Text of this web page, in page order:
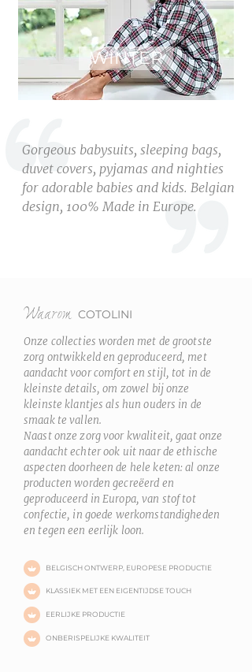
WINTER
Gorgeous babysuits, sleeping bags,
duvet covers, pyjamas and nighties
for adorable babies and kids. Belgian
design, 100% Made in Europe.
Waarom COTOLINI
Onze collecties worden met de grootste
zorg ontwikkeld en geproduceerd, met
aandacht voor comfort en stijl, tot in de
kleinste details, om zowel bij onze
kleinste klantjes als hun ouders in de
smaak te vallen.
Naast onze zorg voor kwaliteit, gaat onze
aandacht echter ook uit naar de ethische
aspecten doorheen de hele keten: al onze
producten worden gecreëerd en
geproduceerd in Europa, van stof tot
confectie, in goede werkomstandigheden
en tegen een eerlijk loon.
BELGISCH ONTWERP, EUROPESE PRODUCTIE
KLASSIEK MET EEN EIGENTIJDSE TOUCH
EERLIJKE PRODUCTIE
ONBERISPELIJKE KWALITEIT